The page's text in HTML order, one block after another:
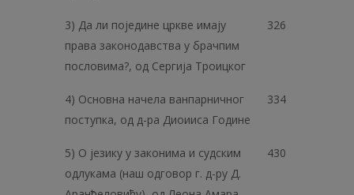
3) Да ли поједине цркве имају
права законодавства у брачпим
пословима?, од Сергија Троицког
326
4) Основна начела ванпарничног
поступка, од д-ра Диоииса Године
334
5) О језику у законима и судским
одлукама (наш одговор г. д-ру Д.
430